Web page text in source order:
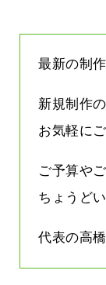
最新の制
新規制作
お気軽に
ご予算や
ちょうど
代表の高